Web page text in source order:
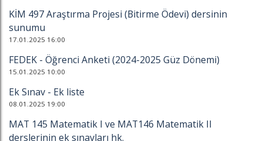
KİM 497 Araştırma Projesi (Bitirme Ödevi) dersinin
sunumu
17.01.2025 16:00
FEDEK - Öğrenci Anketi (2024-2025 Güz Dönemi)
15.01.2025 10:00
Ek Sınav - Ek liste
08.01.2025 19:00
MAT 145 Matematik I ve MAT146 Matematik II
derslerinin ek sınavları hk.